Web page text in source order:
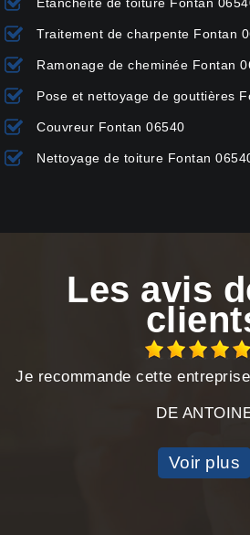
Etanchéité de toiture Fontan
Traitement de charpente Fontan
Ramonage de cheminée Fontan
Pose et nettoyage de gouttières
Couvreur Fontan 06540
Nettoyage de toiture Fontan
Les avis
Je recommande cette
DE
Voir plus